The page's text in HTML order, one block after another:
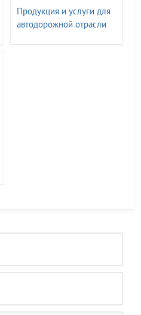
Продукция и услуги для
автодорожной отрасли